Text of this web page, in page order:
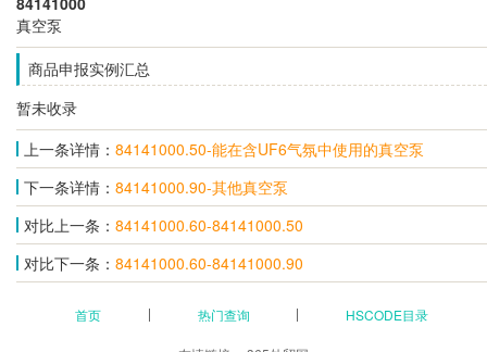
真空泵
商品申报实例汇总
暂未收录
上一条详情： 84141000.50-能在含UF6气氛中使用的真空泵
下一条详情： 84141000.90-其他真空泵
对比上一条： 84141000.60-84141000.50
对比下一条： 84141000.60-84141000.90
首页 热门查询 HSCODE目录